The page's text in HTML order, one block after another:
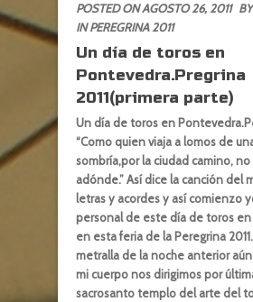
POSTED ON AGOSTO 26, 2011
INPEREGRINA 2011
Un día de toros en
Pontevedra.Pregrina
2011(primera parte)
Un día de toros en
“Como quien viaja a lomos de
sombría,por la ciudad camino,
adónde.” Así dice la canción del
letras y acordes y así comienzo
personal de este día de toros
en esta feria de la Peregrina
metralla de la noche anterior
mi cuerpo nos dirigimos por
sacrosanto templo del arte del